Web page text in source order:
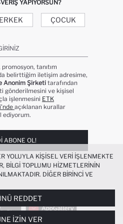
YAPIYORSUN?
ERKEK ÇOCUK
tanıtım
belirttiğim iletişim adresime,
Anonim Şirketi tarafından
gönderilmesini ve kişisel
işlenmesini ETK
açıklanan kurallar
ediyorum.
ABONE OL!
YOLUYLA KIŞISEL VERI IŞLENMEKTE
BILGI TOPLUMU HIZMETLERININ
DIĞER BIRINCI VE
DAHA IYI BIR ALIŞVERIŞ
DAHA IŞLEVSEL KILINMASI VE
VERMENIZ HALINDE, SIZLERE
YAPILMASI AMAÇLARIYLA
ÇEREZLERE DAIR TERCIHLERINIZI
REDDET
İZIN VER